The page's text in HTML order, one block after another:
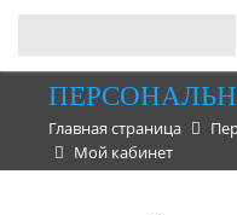
Главная страница
Мой кабинет